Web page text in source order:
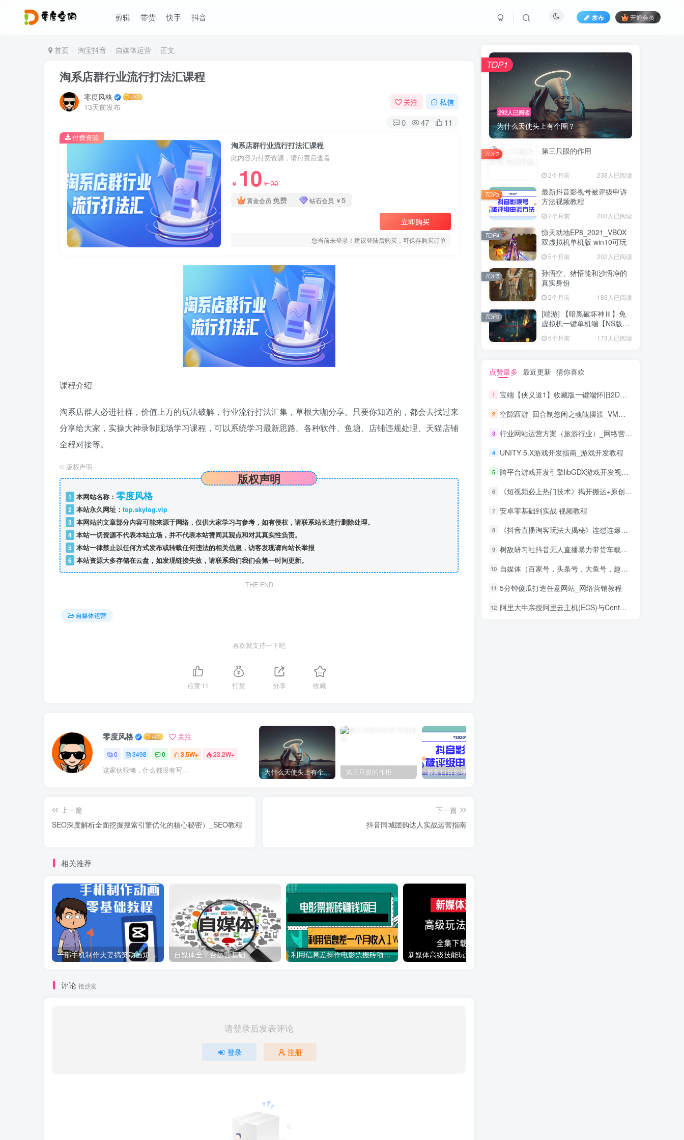
剪辑 带货 快手 抖音 发布 开通会员
首页 淘宝抖音 自媒体运营 正文
淘系店群行业流行打法汇课程
零度风格
13天前发布
关注 私信
0 47 11
淘系店群行业流行打法汇课程
此内容为付费资源，请付费后查看
￥ 10￥20
黄金会员 免费 钻石会员 ￥5
立即购买
您当前未登录！建议登陆后购买，可保存购买订单
付费资源
课程介绍
淘系店群人必进社群，价值上万的玩法破解，行业流行打法汇集，草根大咖分享。只要你知道的，都会去找过来
分享给大家，实操大神录制现场学习课程，可以系统学习最新思路。各种软件、鱼塘、店铺违规处理、天猫店铺
全程对接等。
© 版权声明
版权声明
1 本网站名称： 零度风格
2 本站永久网址： top.skylog.vip
3 本网站的文章部分内容可能来源于网络，仅供大家学习与参考，如有侵权，请联系站长进行删除处理。
4 本站一切资源不代表本站立场，并不代表本站赞同其观点和对其真实性负责。
5 本站一律禁止以任何方式发布或转载任何违法的相关信息，访客发现请向站长举报
6 本站资源大多存储在云盘，如发现链接失效，请联系我们我们会第一时间更新。
THE END
自媒体运营
喜欢就支持一下吧
点赞11 打赏 分享 收藏
零度风格 关注
0 3498 0 3.5W+ 23.2W+
这家伙很懒，什么都没有写... 为什么天使头上有个圈？ 第三只眼的作用
上一篇
SEO深度解析全面挖掘搜索引擎优化的核心秘密）_SEO教程
下一篇
抖音同城团购达人实战运营指南
相关推荐
一部手机制作夫妻搞笑动画短视频教程，零基础也能快速上手 自媒体全平台运营基础 利用信息差操作电影票搬砖项目 有流量即可轻松月赚1W+ 新媒体高级技能玩法
评论 抢沙发
请登录后发表评论
登录 注册
292人已阅读
为什么天使头上有个圈？
TOP1
第三只眼的作用
2个月前 238人已阅读
TOP2
最新抖音影视号被评级申诉
方法视频教程
2个月前 203人已阅读
TOP3
惊天动地EP8_2021_VBOX
双虚拟机单机版 win10可玩
5个月前 202人已阅读
TOP4
孙悟空、猪悟能和沙悟净的
真实身份
2个月前 183人已阅读
TOP5
[端游] 【暗黑破坏神Ⅲ】免
虚拟机一键单机端【NS版
5个月前 173人已阅读
TOP6
点赞最多 最近更新 猜你喜欢
1 宝端【侠义道1】收藏版一键端怀旧2D武侠PC电脑单机游戏 局域网联机
2 空隙西游_回合制悠闲之魂魄摆渡_VM镜像一键端+Linux进修手工端
3 行业网站运营方案（旅游行业）_网络营销教程
4 UNITY 5.X游戏开发指南_游戏开发教程
5 跨平台游戏开发引擎libGDX游戏开发视频_游戏开发教程
6 《短视频必上热门技术》揭开搬运+原创视频的爆品技巧，发一个热一个
7 安卓零基础到实战 视频教程
8 《抖音直播淘客玩法大揭秘》连怼连爆，高权重起号，圈内人必看
9 树敌‮习研‬社抖音无人直播暴力带货车载U盘必出单，单号单日产出300纯利润
10 自媒体（百家号，头条号，大鱼号，趣头条）从0到1，新手号到收益，批量玩法！
11 5分钟傻瓜打造任意网站_网络营销教程
12 阿里大牛亲授阿里云主机(ECS)与CentOS7实战视频教程